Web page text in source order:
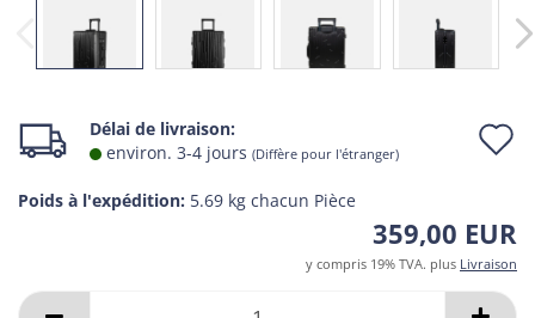
Délai de livraison:
environ. 3-4 jours (Diffère pour l'étranger)
Poids à l'expédition: 5.69 kg chacun Pièce
359,00 EUR
y compris 19% TVA. plus Livraison